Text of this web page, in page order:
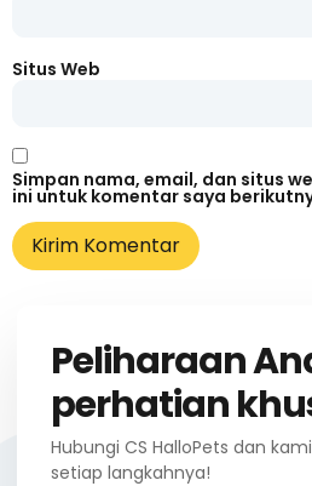
Situs Web
Simpan nama, email, dan situs
ini untuk komentar saya
Peliharaan
perhatian
Hubungi CS HalloPets dan
setiap langkahnya!